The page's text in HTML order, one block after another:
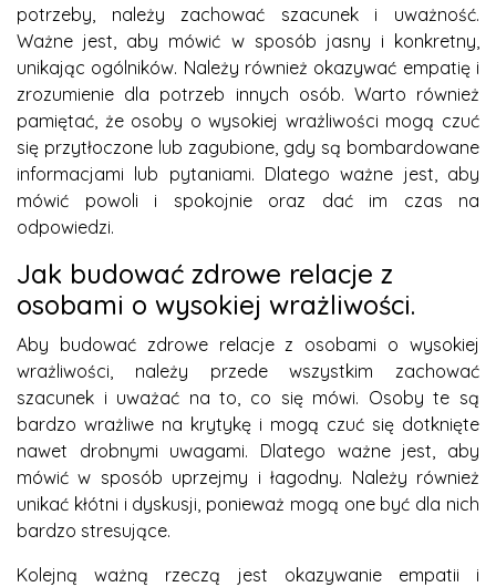
potrzeby, należy zachować szacunek i uważność.
Ważne jest, aby mówić w sposób jasny i konkretny,
unikając ogólników. Należy również okazywać empatię i
zrozumienie dla potrzeb innych osób. Warto również
pamiętać, że osoby o wysokiej wrażliwości mogą czuć
się przytłoczone lub zagubione, gdy są bombardowane
informacjami lub pytaniami. Dlatego ważne jest, aby
mówić powoli i spokojnie oraz dać im czas na
odpowiedzi.
Jak budować zdrowe relacje z
osobami o wysokiej wrażliwości.
Aby budować zdrowe relacje z osobami o wysokiej
wrażliwości, należy przede wszystkim zachować
szacunek i uważać na to, co się mówi. Osoby te są
bardzo wrażliwe na krytykę i mogą czuć się dotknięte
nawet drobnymi uwagami. Dlatego ważne jest, aby
mówić w sposób uprzejmy i łagodny. Należy również
unikać kłótni i dyskusji, ponieważ mogą one być dla nich
bardzo stresujące.
Kolejną ważną rzeczą jest okazywanie empatii i